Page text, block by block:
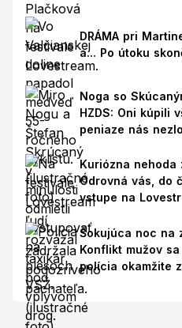
DRÁMA pri
a... Po útoku
Noga so
HZDS: Oni kúpili
peniaze nás
Kuriózna nehoda
Odrovná vás, do
vstupe na
Šokujúca noc na
Konflikt mužov
polícia okamžite